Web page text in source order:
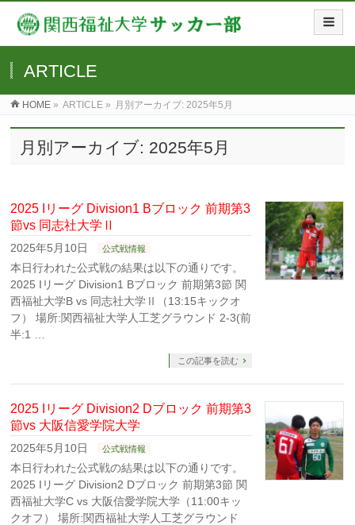
ARTICLE
HOME » ARTICLE » 月別アーカイブ: 2025年5月
月別アーカイブ: 2025年5月
2025 Iリーグ Division1 Bブロック 前期第3
節vs 同志社大学Ⅱ
2025年5月10日 公式戦情報
本日行われた公式戦の結果は以下の通りです。
2025 Iリーグ Division1 Bブロック 前期第3節 関
西福祉大学B vs 同志社大学Ⅱ（13:15キックオ
フ） 場所:関西福祉大学人工芝グラウンド 2-3(前
半:1 …
この記事を読む
2025 Iリーグ Division2 Dブロック 前期第3
節vs 大阪信愛学院大学
2025年5月10日 公式戦情報
本日行われた公式戦の結果は以下の通りです。
2025 Iリーグ Division2 Dブロック 前期第3節 関
西福祉大学C vs 大阪信愛学院大学（11:00キッ
クオフ） 場所:関西福祉大学人工芝グラウンド